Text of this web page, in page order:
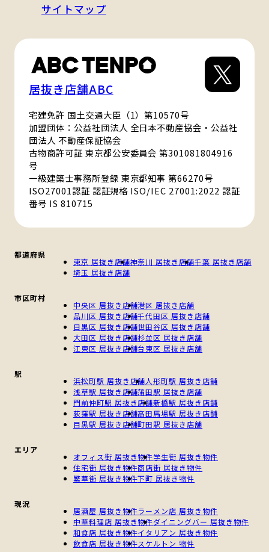
サイトマップ
居抜き店舗ABC
宅建免許 国土交通大臣（1）第10570号
加盟団体：公益社団法人 全日本不動産協会・公益社
団法人 不動産保証協会
古物商許可証 東京都公安委員会 第301081804916
号
一級建築士事務所登録 東京都知事 第66270号
ISO27001認証 認証規格 ISO/IEC 27001:2022 認証
番号 IS 810715
都道府県
東京 居抜き店舗神奈川 居抜き店舗千葉 居抜き店舗
埼玉 居抜き店舗
市区町村
中央区 居抜き店舗港区 居抜き店舗
品川区 居抜き店舗千代田区 居抜き店舗
目黒区 居抜き店舗世田谷区 居抜き店舗
大田区 居抜き店舗杉並区 居抜き店舗
江東区 居抜き店舗台東区 居抜き店舗
駅
浜松町駅 居抜き店舗人形町駅 居抜き店舗
浅草駅 居抜き店舗蒲田駅 居抜き店舗
門前仲町駅 居抜き店舗新橋駅 居抜き店舗
荻窪駅 居抜き店舗高田馬場駅 居抜き店舗
目黒駅 居抜き店舗町田駅 居抜き店舗
エリア
オフィス街 居抜き物件学生街 居抜き物件
住宅街 居抜き物件商店街 居抜き物件
繁華街 居抜き物件下町 居抜き物件
現況
居酒屋 居抜き物件ラーメン店 居抜き物件
中華料理店 居抜き物件ダイニングバー 居抜き物件
和食店 居抜き物件イタリアン 居抜き物件
飲食店 居抜き物件スケルトン 物件